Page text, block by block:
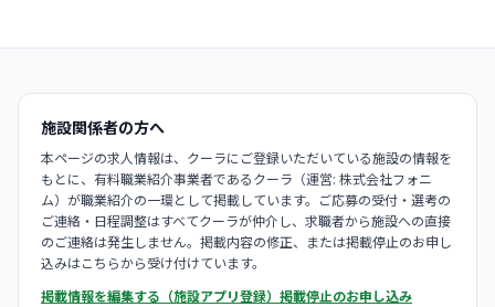
施設関係者の方へ
本ページの求人情報は、クーラにご登録いただいている施設の情報を
もとに、有料職業紹介事業者であるクーラ（運営: 株式会社フォニ
ム）が職業紹介の一環として掲載しています。ご応募の受付・選考の
ご連絡・日程調整はすべてクーラが仲介し、求職者から施設への直接
のご連絡は発生しません。掲載内容の修正、または掲載停止のお申し
込みはこちらから受け付けています。
掲載情報を編集する（施設アプリ登録） 掲載停止のお申し込み